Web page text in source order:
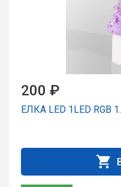
200 ₽
ЕЛКА LED 1LED RGB